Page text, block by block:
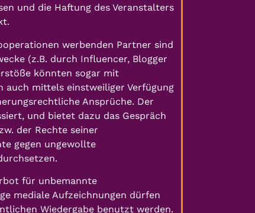
und die Haftung des Veranstalters
werbenden Partner sind
(z.B. durch Influencer, Blogger
könnten sogar mit
mittels einstweiliger Verfügung
Ansprüche. Der
und bietet dazu das Gespräch
der Rechte seiner
gegen ungewollte
für unbemannte
mediale Aufzeichnungen dürfen
Wiedergabe benutzt werden.